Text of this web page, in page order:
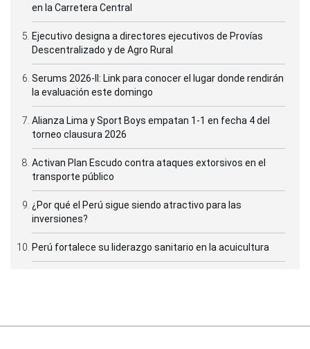
en la Carretera Central
Ejecutivo designa a directores ejecutivos de Provías
Descentralizado y de Agro Rural
Serums 2026-II: Link para conocer el lugar donde rendirán
la evaluación este domingo
Alianza Lima y Sport Boys empatan 1-1 en fecha 4 del
torneo clausura 2026
Activan Plan Escudo contra ataques extorsivos en el
transporte público
¿Por qué el Perú sigue siendo atractivo para las
inversiones?
Perú fortalece su liderazgo sanitario en la acuicultura